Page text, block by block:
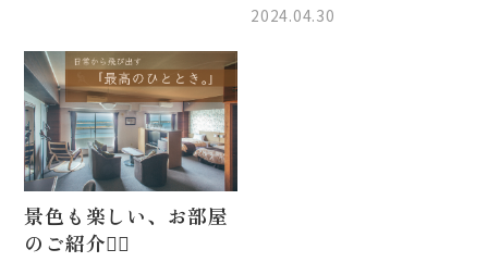
2024.04.30
景色も楽しい、お部屋
のご紹介💁‍♀️